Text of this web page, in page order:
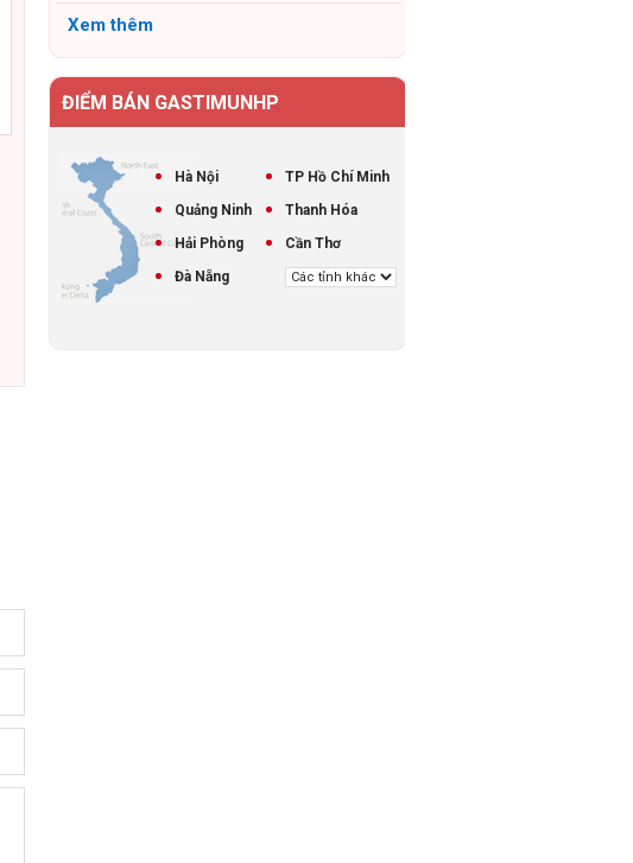
Xem thêm
ĐIỂM BÁN GASTIMUNHP
Hà Nội
TP Hồ Chí Minh
Quảng Ninh
Thanh Hóa
Hải Phòng
Cần Thơ
Đà Nẵng